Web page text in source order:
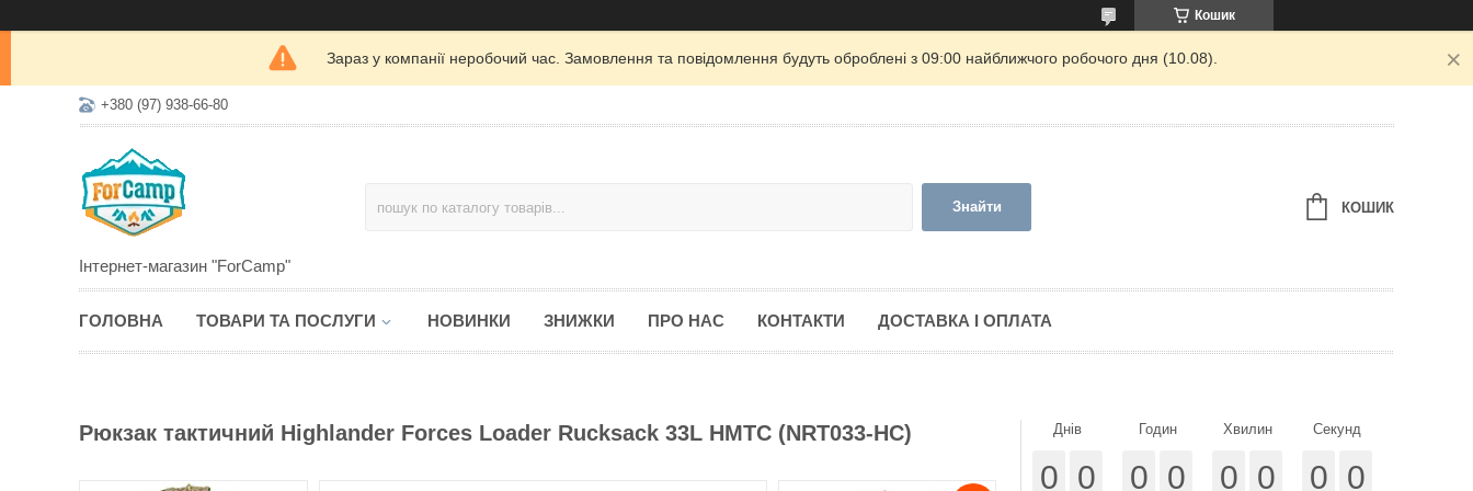
Кошик
Зараз у компанії неробочий час. Замовлення та повідомлення будуть оброблені з 09:00 найближчого робочого дня (10.08).
+380 (97) 938-66-80
Інтернет-магазин "ForCamp"
Знайти КОШИК
ГОЛОВНА ТОВАРИ ТА ПОСЛУГИ НОВИНКИ ЗНИЖКИ ПРО НАС КОНТАКТИ ДОСТАВКА І ОПЛАТА
Рюкзак тактичний Highlander Forces Loader Rucksack 33L HMTC (NRT033-HC) Днів
0 0
Годин
0 0
Хвилин
0 0
Секунд
0 0